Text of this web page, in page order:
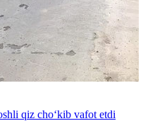
qiz cho‘kib vafot etdi